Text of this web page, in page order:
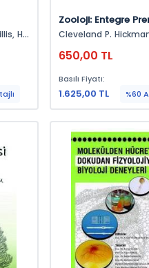
Zooloji: Entegre
Cleveland P. Hickman,
J.eisenhour, Allan Larson, Helen
650,00 TL
Basılı Fiyatı:
1.625,00 TL %60